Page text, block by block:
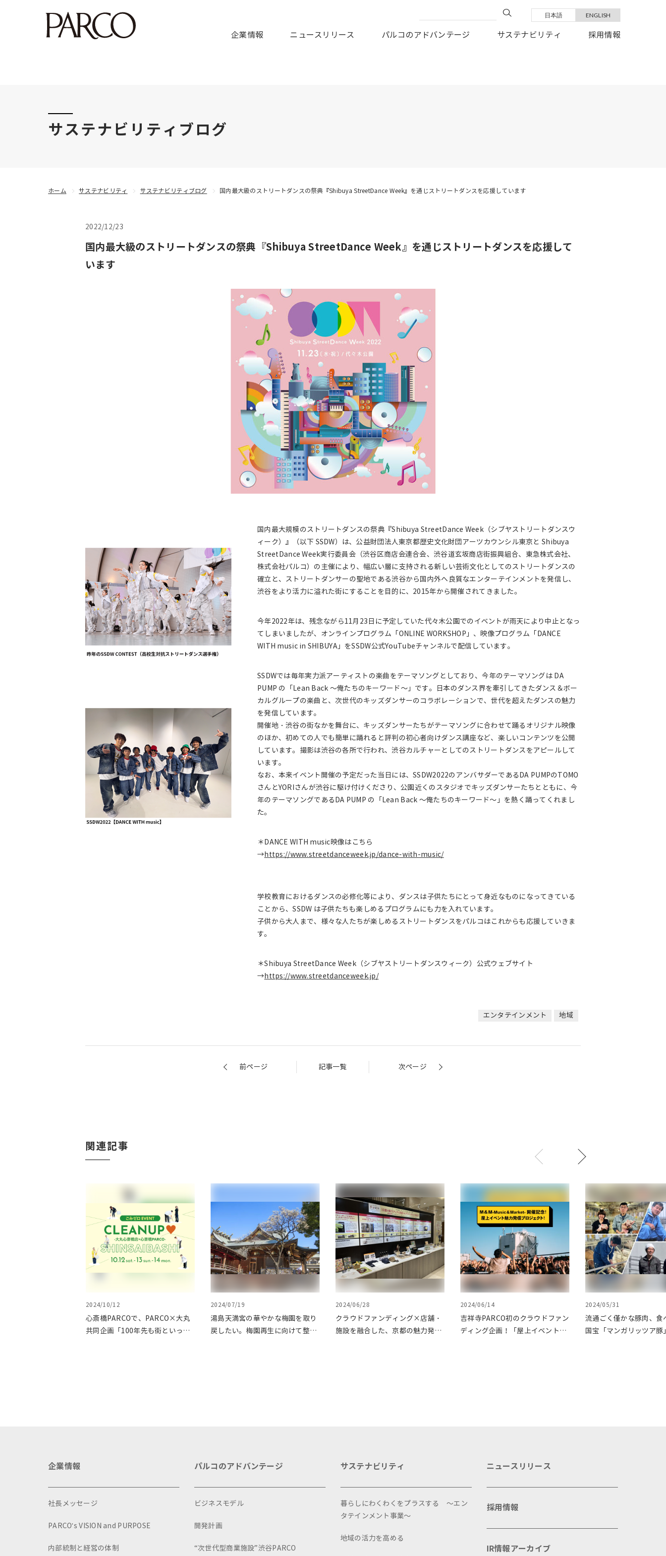
このたびの令和8年熊本地震により被害にあわれた皆様に謹んでお見舞い申しあげますとともに、被災地の一日も早い復旧を、心よりお祈り申しあげます。
日本語 ENGLISH
企業情報 ニュースリリース パルコのアドバンテージ サステナビリティ 採用情報
サステナビリティブログ
2022/12/23
国内最大級のストリートダンスの祭典『Shibuya StreetDance Week』を通じストリートダンスを応援して
います
国内最大規模のストリートダンスの祭典『Shibuya StreetDance Week（シブヤストリートダンスウ
ィーク）』（以下 SSDW）は、公益財団法人東京都歴史文化財団アーツカウンシル東京と Shibuya
StreetDance Week実行委員会（渋谷区商店会連合会、渋谷道玄坂商店街振興組合、東急株式会社、
株式会社パルコ）の主催により、幅広い層に支持される新しい芸術文化としてのストリートダンスの
確立と、ストリートダンサーの聖地である渋谷から国内外へ良質なエンターテインメントを発信し、
渋谷をより活力に溢れた街にすることを目的に、2015年から開催されてきました。
今年2022年は、残念ながら11月23日に予定していた代々木公園でのイベントが雨天により中止となっ
てしまいましたが、オンラインプログラム「ONLINE WORKSHOP」、映像プログラム「DANCE
WITH music in SHIBUYA」をSSDW公式YouTubeチャンネルで配信しています。
SSDWでは毎年実力派アーティストの楽曲をテーマソングとしており、今年のテーマソングは DA
PUMP の「Lean Back ～俺たちのキーワード～」です。日本のダンス界を牽引してきたダンス＆ボー
カルグループの楽曲と、次世代のキッズダンサーのコラボレーションで、世代を超えたダンスの魅力
を発信しています。
開催地・渋谷の街なかを舞台に、キッズダンサーたちがテーマソングに合わせて踊るオリジナル映像
のほか、初めての人でも簡単に踊れると評判の初心者向けダンス講座など、楽しいコンテンツを公開
しています。撮影は渋谷の各所で行われ、渋谷カルチャーとしてのストリートダンスをアピールして
います。
なお、本来イベント開催の予定だった当日には、SSDW2022のアンバサダーであるDA PUMPのTOMO
さんとYORIさんが渋谷に駆け付けくださり、公園近くのスタジオでキッズダンサーたちとともに、今
年のテーマソングであるDA PUMP の「Lean Back ～俺たちのキーワード～」を熱く踊ってくれまし
た。
＊DANCE WITH music映像はこちら
→https://www.streetdanceweek.jp/dance-with-music/
学校教育におけるダンスの必修化等により、ダンスは子供たちにとって身近なものになってきている
ことから、SSDW は子供たちも楽しめるプログラムにも力を入れています。
子供から大人まで、様々な人たちが楽しめるストリートダンスをパルコはこれからも応援していきま
す。
＊Shibuya StreetDance Week（シブヤストリートダンスウィーク）公式ウェブサイト
→https://www.streetdanceweek.jp/
エンタテインメント 地域
前ページ 記事一覧 次ページ
関連記事
2024/10/12
心斎橋PARCOで、PARCO×大丸
共同企画「100年先も街といっし
2024/07/19
湯島天満宮の華やかな梅園を取り
戻したい。梅園再生に向けて整備
2024/06/28
クラウドファンディング×店舗・
施設を融合した、京都の魅力発信
2024/06/14
吉祥寺PARCO初のクラウドファン
ディング企画！「屋上イベント魅
2024/05/31
流通ごく僅かな豚肉、食
国宝「マンガリッツア豚
ホーム サステナビリティ サステナビリティブログ 国内最大級のストリートダンスの祭典『Shibuya StreetDance Week』を通じストリートダンスを応援しています
企業情報
社長メッセージ
PARCO's VISION and PURPOSE
内部統制と経営の体制
パルコのアドバンテージ
ビジネスモデル
開発計画
“次世代型商業施設”渋谷PARCO
サステナビリティ
暮らしにわくわくをプラスする ～エン
タテインメント事業～
地域の活力を高める
ニュースリリース
採用情報
IR情報アーカイブ